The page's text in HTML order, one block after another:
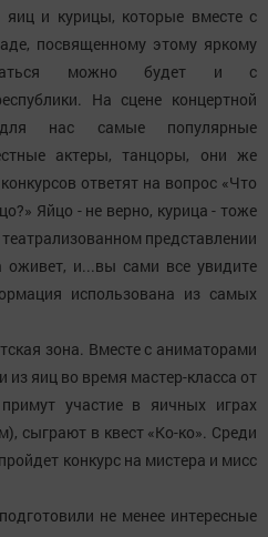
и курицы, которые вместе с
посвященному этому яркому
можно будет и с
На сцене концертной
нас самые популярные
актеры, танцоры, они же
ответят на вопрос «Что
Яйцо - не верно, курица - тоже
представлении
оживет, и...вы сами все увидите
использована из самых
зона. Вместе с аниматорами
из яиц во время мастер-класса от
участие в яичных играх
сыграют в квест «Ко-ко». Среди
конкурс на мистера и мисс
не менее интересные